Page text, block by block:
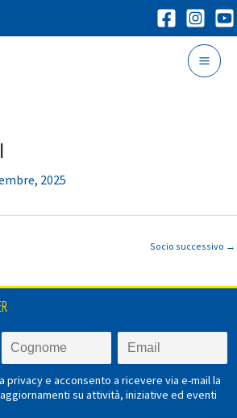
2025
Socio successivo →
privacy e acconsento a ricevere via e-mail la
su attività, iniziative ed eventi